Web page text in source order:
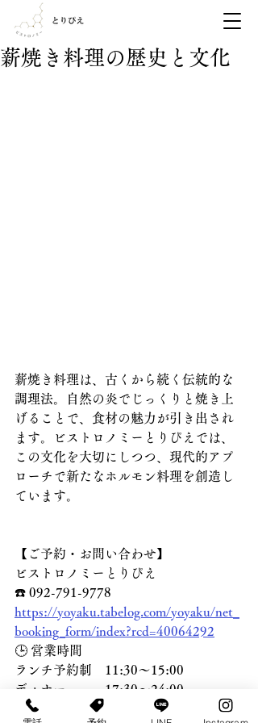
薪焼き料理の歴史と文化
薪焼き料理は、古くから続く伝統的な
調理法。自然の炎でじっくりと焼き上
げることで、食材の魅力が引き出され
ます。ビストロノミーとりぴえでは、
この文化を大切にしつつ、現代的アプ
ローチで新たなホルモン料理を創造し
ています。
【ご予約・お問い合わせ】
ビストロノミーとりぴえ
☎️ 092-791-9778
https://yoyaku.tabelog.com/yoyaku/net_
booking_form/index?rcd=40064292
🕒 営業時間
ランチ予約制　11:30〜15:00
ディナー　　　17:30〜24:00